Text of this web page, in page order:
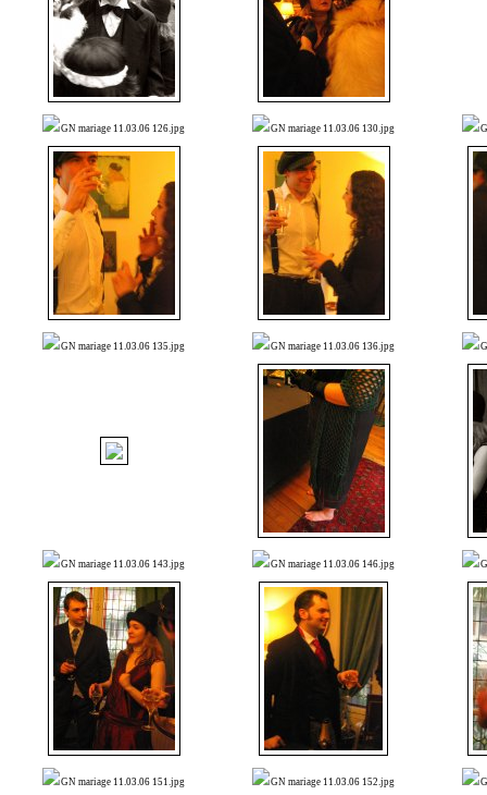
GN mariage 11.03.06 126.jpg GN mariage 11.03.06 130.jpg
GN mariage 11.03.06 135.jpg GN mariage 11.03.06 136.jpg
GN mariage 11.03.06 143.jpg GN mariage 11.03.06 146.jpg
GN mariage 11.03.06 151.jpg GN mariage 11.03.06 152.jpg